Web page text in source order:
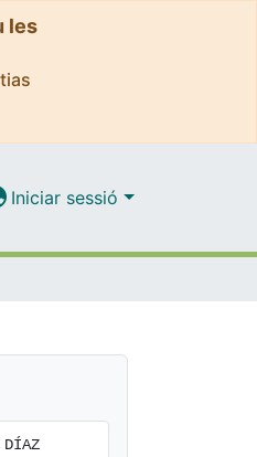
les
Iniciar sessió